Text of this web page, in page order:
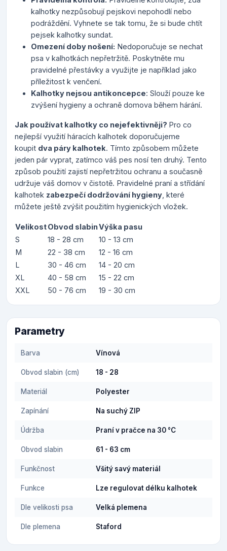
kalhotky nezpůsobují pejskovi nepohodlí nebo
podráždění. Vyhnete se tak tomu, že si bude chtít
pejsek kalhotky sundat.
Omezení doby nošení: Nedoporučuje se nechat
psa v kalhotkách nepřetržitě. Poskytněte mu
pravidelné přestávky a využijte je například jako
příležitost k venčení.
Kalhotky nejsou antikoncepce: Slouží pouze ke
zvýšení hygieny a ochraně domova během hárání.
Jak používat kalhotky co nejefektivněji? Pro co
nejlepší využití háracích kalhotek doporučujeme
koupit dva páry kalhotek. Tímto způsobem můžete
jeden pár vyprat, zatímco váš pes nosí ten druhý. Tento
způsob použití zajistí nepřetržitou ochranu a současně
udržuje váš domov v čistotě. Pravidelné praní a střídání
kalhotek zabezpečí dodržování hygieny , které
můžete ještě zvýšit použitím hygienických vložek.
VelikostObvod slabinVýška pasu
S
18 - 28 cm
10 - 13 cm
M
22 - 38 cm
12 - 16 cm
L
30 - 46 cm
14 - 20 cm
XL
40 - 58 cm
15 - 22 cm
XXL
50 - 76 cm 19 - 30 cm
Parametry
Barva Vínová
Obvod slabin (cm) 18 - 28
Materiál Polyester
Zapínání Na suchý ZIP
Údržba Praní v pračce na 30 °C
Obvod slabin 61 - 63 cm
Funkčnost Všitý savý materiál
Funkce Lze regulovat délku kalhotek
Dle velikosti psa Velká plemena
Dle plemena Staford